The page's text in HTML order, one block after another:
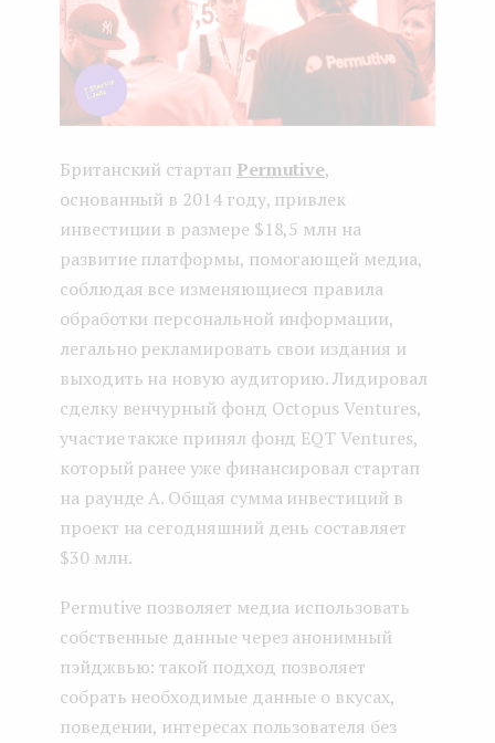
Британский стартап Permutive,
основанный в 2014 году, привлек
инвестиции в размере $18,5 млн на
развитие платформы, помогающей медиа,
соблюдая все изменяющиеся правила
обработки персональной информации,
легально рекламировать свои издания и
выходить на новую аудиторию. Лидировал
сделку венчурный фонд Octopus Ventures,
участие также принял фонд EQT Ventures,
который ранее уже финансировал стартап
на раунде А. Общая сумма инвестиций в
проект на сегодняшний день составляет
$30 млн.
Permutive позволяет медиа использовать
собственные данные через анонимный
пэйджвью: такой подход позволяет
собрать необходимые данные о вкусах,
поведении, интересах пользователя без